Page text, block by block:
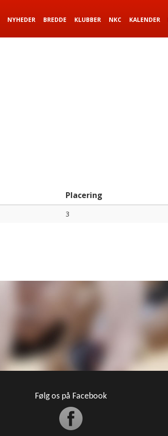
NYHEDER BREDDE KLUBBER NKC KALENDER
Placering
3
Følg os på Facebook